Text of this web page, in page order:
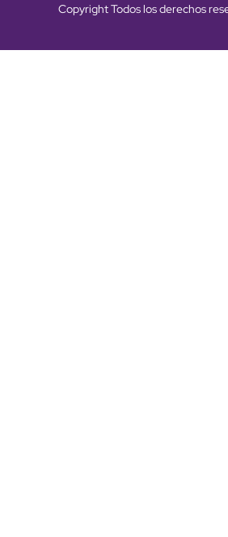
Copyright Todos los derechos